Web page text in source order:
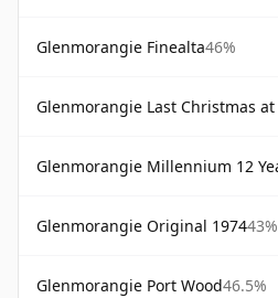
Glenmorangie Finealta46%
Glenmorangie Last Christmas
Glenmorangie Millennium 12
Glenmorangie Original 197443%
Glenmorangie Port Wood46.5%